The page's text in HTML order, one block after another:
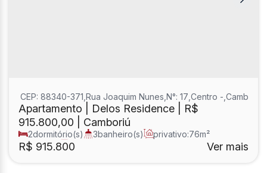
Apartamento | Delos Residence | R$
915.800,00 | Camboriú
R$ 915.800
CEP: 88340-371 Rua Joaquim Nunes N°: 17 Centro Camboriú
2dormitório(s) 3banheiro(s) privativo:76m²
2 sala(s) 2suíte(s) Ver mais